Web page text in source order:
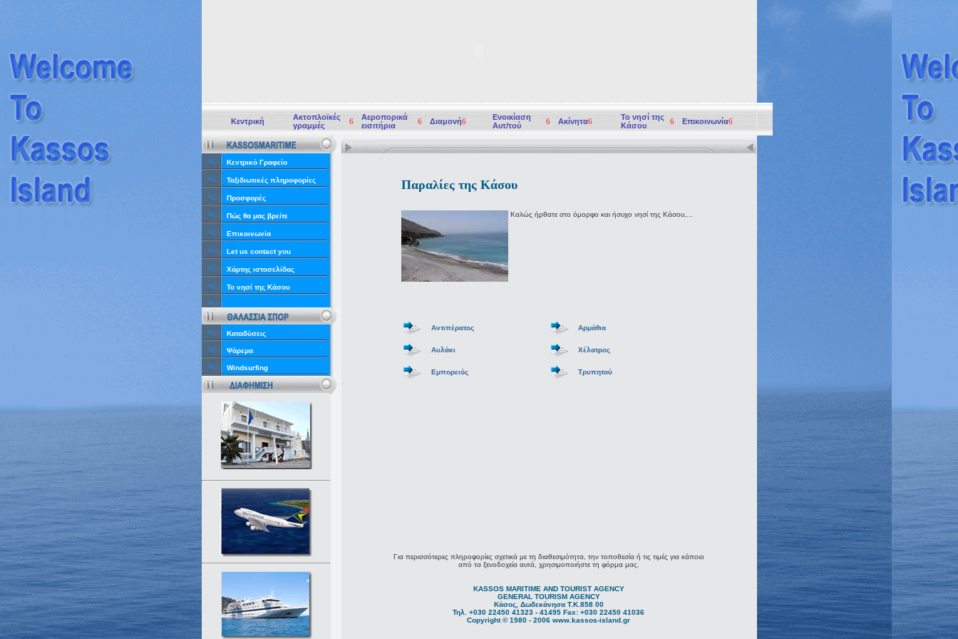
Κεντρική
Ακτοπλοϊκές
γραμμές
6
Αεροπορικά
εισιτήρια
6 Διαμονή6
Ενοικίαση
Αυτ/τού
6 Ακίνητα6
Το νησί της
Κάσου
6 Επικοινωνία6
Κεντρικό Γραφείο
Παραλίες της Κάσου
Καλώς ήρθατε στο όμορφο και ήσυχο νησί της Κάσου,...
Αντιπέρατος Αρμάθια
Αυλάκι Χέλατρος
Εμπορειός Τρυπητού
Για περισσότερες πληροφορίες σχετικά με τη διαθεσιμότητα, την τοποθεσία ή τις τιμές για κάποιο
από τα ξενοδοχεία αυτά, χρησιμοποιήστε τη φόρμα μας.
KASSOS MARITIME AND TOURIST AGENCY
GENERAL TOURISM AGENCY
Κάσος, Δωδεκάνησα Τ.Κ.858 00
Τηλ. +030 22450 41323 - 41495 Fax: +030 22450 41036
Copyright © 1980 - 2006 www.kassos-island.gr
Ταξιδιωτικές πληροφορίες
Προσφορές
Πώς θα μας βρείτε
Επικοινωνία
Let us contact you
Χάρτης ιστοσελίδας
Το νησί της Κάσου
Καταδύσεις
Ψάρεμα
Windsurfing